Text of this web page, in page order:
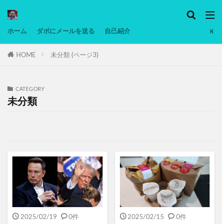
ホーム ダボにメールを送る 自己紹介
HOME 未分類 (ページ3)
CATEGORY
未分類
2025/02/19 0件 2025/02/15 0件
タグ
マレーシア動画
低温調理・スロークッカー